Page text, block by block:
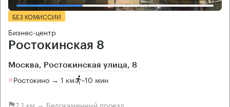
БЕЗ КОМИССИИ
Бизнес-центр
Ростокинская 8
Москва, Ростокинская улица, 8
Ростокино → 1 км ~10 мин
2.1 км → Белокаменный проезд